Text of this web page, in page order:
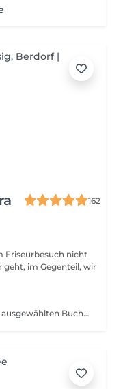
162
Friseurbesuch nicht
geht, im Gegenteil, wir
Bitte beachten Sie, dass bei einer falsch ausgewählten Buchungsoption keine Garantie für die Erbringung der Dienstleistung besteht. Danke für Ihr Verständnis.